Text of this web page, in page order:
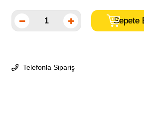
Telefonla Sipariş